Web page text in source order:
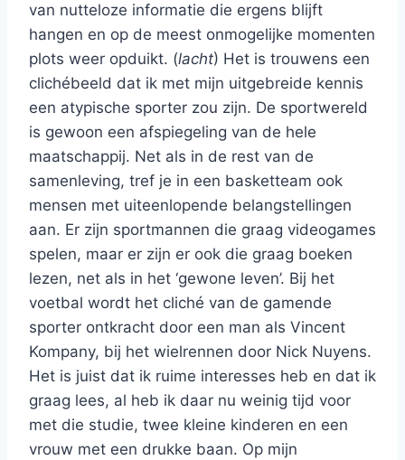
van nutteloze informatie die ergens blijft
hangen en op de meest onmogelijke momenten
plots weer opduikt. (lacht) Het is trouwens een
clichébeeld dat ik met mijn uitgebreide kennis
een atypische sporter zou zijn. De sportwereld
is gewoon een afspiegeling van de hele
maatschappij. Net als in de rest van de
samenleving, tref je in een basketteam ook
mensen met uiteenlopende belangstellingen
aan. Er zijn sportmannen die graag videogames
spelen, maar er zijn er ook die graag boeken
lezen, net als in het ‘gewone leven’. Bij het
voetbal wordt het cliché van de gamende
sporter ontkracht door een man als Vincent
Kompany, bij het wielrennen door Nick Nuyens.
Het is juist dat ik ruime interesses heb en dat ik
graag lees, al heb ik daar nu weinig tijd voor
met die studie, twee kleine kinderen en een
vrouw met een drukke baan. Op mijn